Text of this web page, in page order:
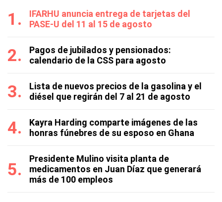
IFARHU anuncia entrega de tarjetas del
PASE-U del 11 al 15 de agosto
Pagos de jubilados y pensionados:
calendario de la CSS para agosto
Lista de nuevos precios de la gasolina y el
diésel que regirán del 7 al 21 de agosto
Kayra Harding comparte imágenes de las
honras fúnebres de su esposo en Ghana
Presidente Mulino visita planta de
medicamentos en Juan Díaz que generará
más de 100 empleos